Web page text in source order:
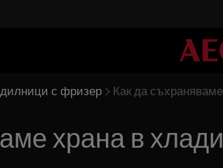
с фризер Как да
храна в